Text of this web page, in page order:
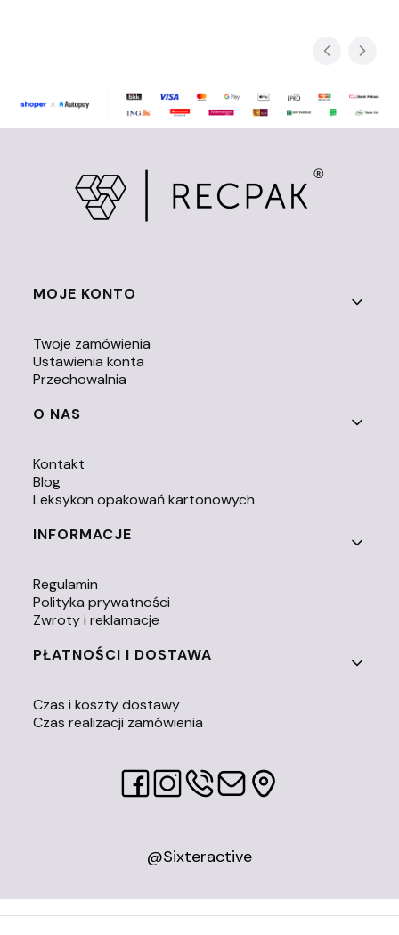
Linki w stopce
MOJE KONTO
Twoje zamówienia
Ustawienia konta
Przechowalnia
O NAS
Kontakt
Blog
Leksykon opakowań kartonowych
INFORMACJE
Regulamin
Polityka prywatności
Zwroty i reklamacje
PŁATNOŚCI I DOSTAWA
Czas i koszty dostawy
Czas realizacji zamówienia
@Sixteractive